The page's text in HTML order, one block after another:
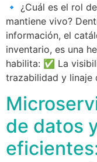
🔹 ¿Cuál es el rol
mantiene vivo?
información, el
inventario, es una
habilita: ✅ La
trazabilidad y linaje
de datos